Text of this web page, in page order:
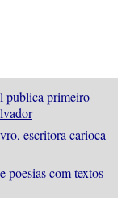
publica primeiro
escritora carioca
poesias com textos